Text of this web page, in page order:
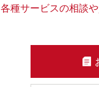
各種サービスの相談